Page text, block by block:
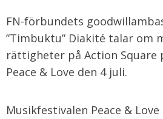
FN-förbundets
”Timbuktu” Diakité talar om
rättigheter på Action Square
Peace & Love den 4 juli.
Musikfestivalen Peace &